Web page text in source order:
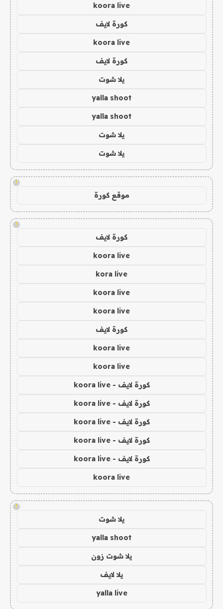
koora live
كورة لايف
koora live
كورة لايف
يلا شوت
yalla shoot
yalla shoot
يلا شوت
يلا شوت
!
موقع كورة
!
كورة لايف
koora live
kora live
koora live
koora live
كورة لايف
koora live
koora live
كورة لايف - koora live
كورة لايف - koora live
كورة لايف - koora live
كورة لايف - koora live
كورة لايف - koora live
koora live
!
يلا شوت
yalla shoot
يلا شوت زون
يلا لايف
yalla live